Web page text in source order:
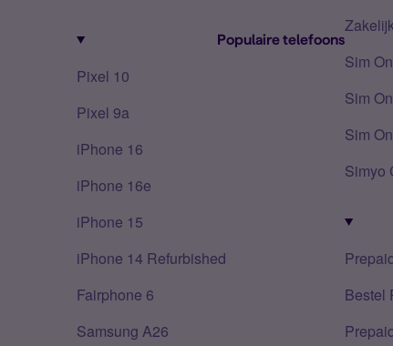
Populaire telefoons
Pixel 10
Pixel 9a
iPhone 16
iPhone 16e
iPhone 15
iPhone 14 Refurbished
Fairphone 6
Samsung A26
Sim
Sim
Sim
Simyo
Bestel